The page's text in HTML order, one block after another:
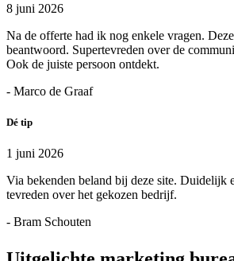
8 juni 2026
Na de offerte had ik nog enkele vragen.
beantwoord. Supertevreden over de
Ook de juiste persoon ontdekt.
- Marco de Graaf
Dé tip
1 juni 2026
Via bekenden beland bij deze site. Duidelijk
tevreden over het gekozen bedrijf.
- Bram Schouten